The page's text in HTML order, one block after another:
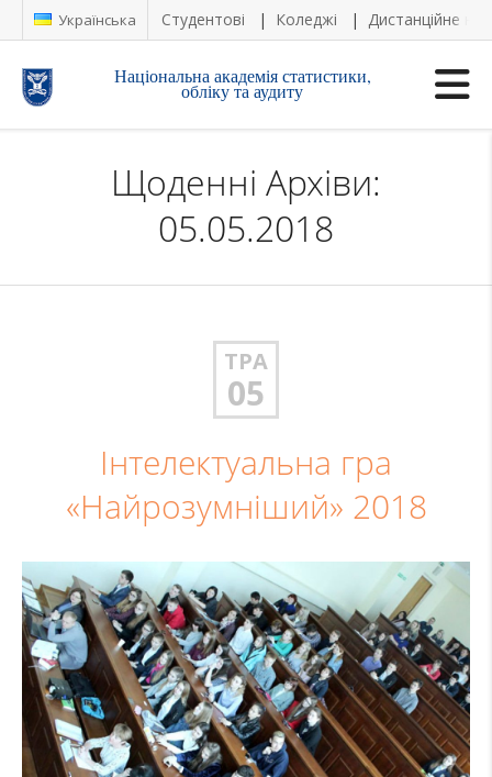
Українська Студентові Коледжі Дистанційне
Національна академія статистики,
обліку та аудиту
Щоденні Архіви:
05.05.2018
ТРА
05
Інтелектуальна гра
«Найрозумніший» 2018